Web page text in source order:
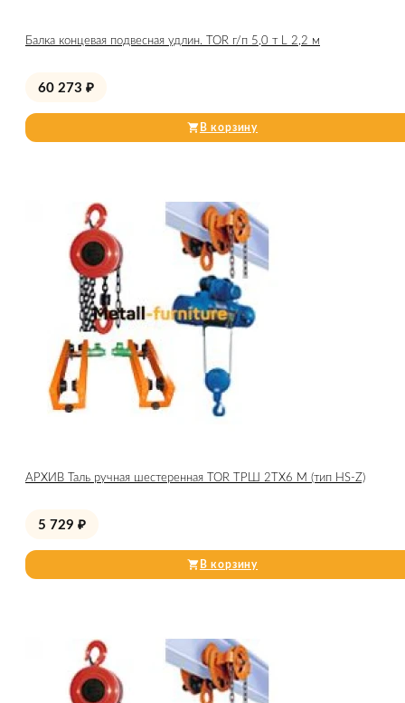
Балка концевая подвесная удлин. TOR г/п 5,0 т L 2,2 м
60 273 ₽
В корзину
АРХИВ Таль ручная шестеренная TOR ТРШ 2ТХ6 М (тип HS-Z)
5 729 ₽
В корзину